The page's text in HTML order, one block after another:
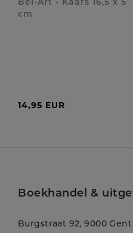
cm
14,95 EUR
Boekhandel &
Burgstraat 92, 9000 Gent